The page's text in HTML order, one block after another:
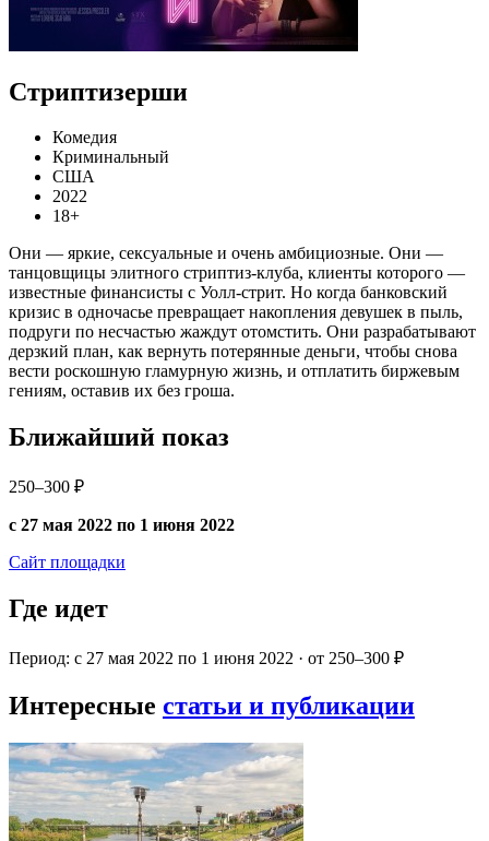
Стриптизерши
Комедия
Криминальный
США
2022
18+
Они — яркие, сексуальные и очень амбициозные. Они —
танцовщицы элитного стриптиз-клуба, клиенты которого —
известные финансисты с Уолл-стрит. Но когда банковский
кризис в одночасье превращает накопления девушек в пыль,
подруги по несчастью жаждут отомстить. Они разрабатывают
дерзкий план, как вернуть потерянные деньги, чтобы снова
вести роскошную гламурную жизнь, и отплатить биржевым
гениям, оставив их без гроша.
Ближайший показ
250–300 ₽
с 27 мая 2022 по 1 июня 2022
Сайт площадки
Где идет
Период: с 27 мая 2022 по 1 июня 2022 · от 250–300 ₽
Интересные статьи и публикации